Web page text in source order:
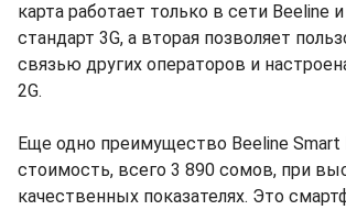
карта работает только в сети Beeline
стандарт 3G, а вторая позволяет
связью других операторов и
2G.
Еще одно преимущество Beeline Smart
стоимость, всего 3 890 сомов, при
качественных показателях. Это